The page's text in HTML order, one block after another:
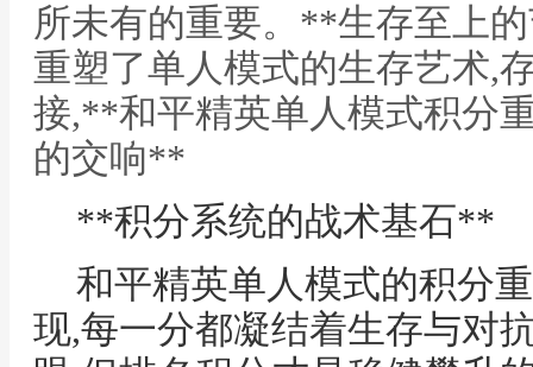
所未有的重要。**生存至上
重塑了单人模式的生存艺术,
接,**和平精英单人模式积分
的交响**
**积分系统的战术基石**
和平精英单人模式的积分
现,每一分都凝结着生存与对